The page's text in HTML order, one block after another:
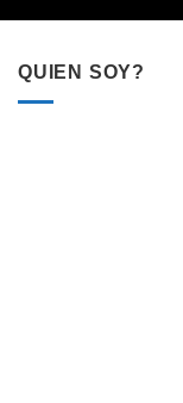
QUIEN SOY?